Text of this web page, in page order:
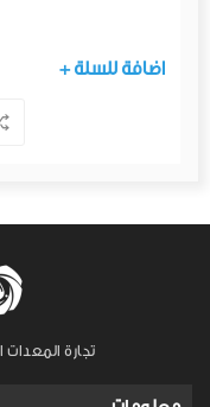
+ اضافة للسلة
تجارة المعدات